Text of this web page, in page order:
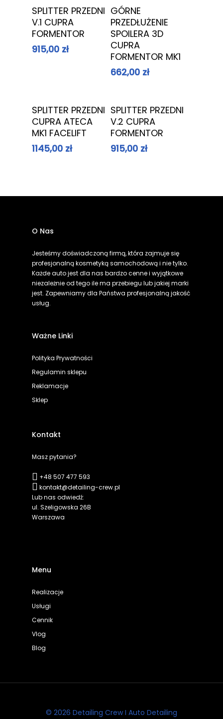
Dowiedz Się
Więcej
SPLITTER PRZEDNI
V.1 CUPRA
FORMENTOR
915,00 zł
Dowiedz Się
Więcej
GÓRNE
PRZEDŁUŻENIE
SPOILERA 3D
CUPRA
FORMENTOR MK1
662,00 zł
Dowiedz Się
Więcej
SPLITTER PRZEDNI
CUPRA ATECA
MK1 FACELIFT
1145,00 zł
Dowiedz Się
Więcej
SPLITTER PRZEDNI
V.2 CUPRA
FORMENTOR
915,00 zł
O Nas
Jesteśmy doświadczoną firmą, która zajmuje się
profesjonalną kosmetyką samochodową i nie tylko.
Każde auto jest dla nas bardzo cenne i wyjątkowe
niezależnie od tego ile ma przebiegu lub jakiej marki
jest. Zapewniamy dla Państwa profesjonalną jakość
usług.
Ważne Linki
Polityka Prywatności
Regulamin sklepu
Reklamacje
Sklep
Kontakt
Masz pytania?
+48 507 477 593
kontakt@detailing-crew.pl
Lub nas odwiedź:
ul. Szeligowska 26B
Warszawa
Menu
Realizacje
Usługi
Cennik
Vlog
Blog
© 2026 Detailing Crew I Auto Detailing